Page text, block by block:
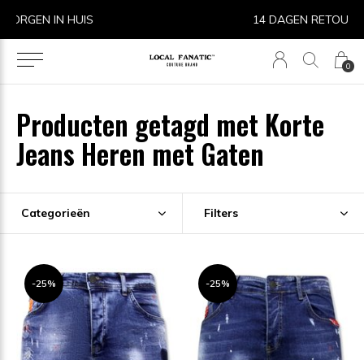
0
Producten getagd met Korte
Jeans Heren met Gaten
Categorieën Filters
-25% -25%